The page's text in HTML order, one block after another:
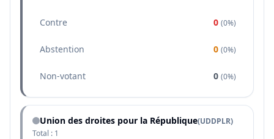
Contre 0 (0%)
Abstention 0 (0%)
Non-votant 0 (0%)
Union des droites pour la République(UDDPLR)
Total : 1